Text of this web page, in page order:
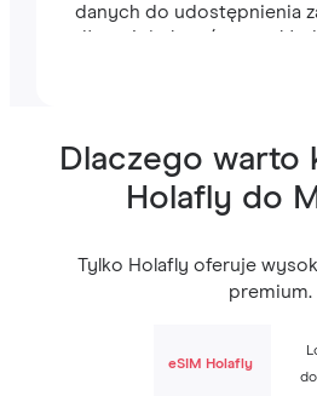
danych do udostępnienia
długości planu (na
Dlaczego warto
Holafly do
Tylko Holafly oferuje
premium.
eSIM Holafly